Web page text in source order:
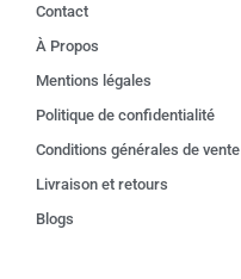
Contact
À Propos
Mentions légales
Politique de confidentialité
Conditions générales de vente
Livraison et retours
Blogs